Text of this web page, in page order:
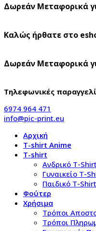
Δωρεάν Μεταφορικά
Καλώς ήρθατε στο
Δωρεάν Μεταφορικά
Τηλεφωνικές
6974 964 471
info@pic-print.eu
Αρχική
T-shirt Anime
T-shirt
Aνδρικό Τ-Shirt
Γυναικείο T-
Παιδικό T-Shirt
Φούτερ
Χρήσιμα
Τρόποι
Τρόποι